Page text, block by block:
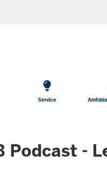
Service
Podcast -